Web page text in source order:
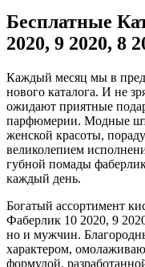
Бесплатные
2020, 9 2020, 8
Каждый месяц мы в
нового каталога. И не
ожидают приятные
парфюмерии. Модные
женской красоты,
великолепием
губной помады
каждый день.
Богатый ассортимент
Фаберлик 10 2020, 9
но и мужчин.
характером,
формулой,